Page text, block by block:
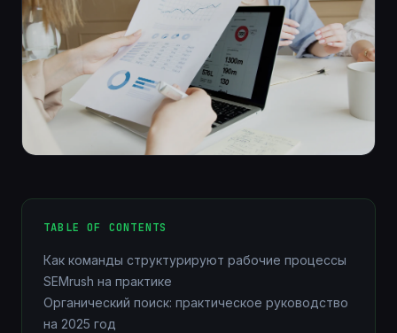
TABLE OF CONTENTS
Как команды структурируют рабочие процессы
SEMrush на практике
Органический поиск: практическое руководство
на 2025 год